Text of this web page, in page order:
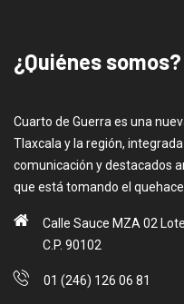
¿Quiénes somos?
Cuarto de Guerra es una
Tlaxcala y la región,
comunicación y destacados
que está tomando el
Calle Sauce MZA 02
C.P. 90102
01 (246) 126 06 81